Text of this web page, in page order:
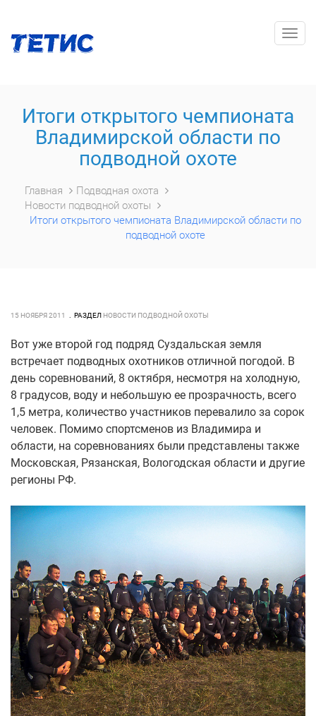
Итоги открытого чемпионата
Владимирской области по
подводной охоте
Главная
Подводная охота
Новости подводной охоты
Итоги открытого чемпионата Владимирской области по
подводной охоте
15 НОЯБРЯ 2011 РАЗДЕЛ НОВОСТИ ПОДВОДНОЙ ОХОТЫ
Вот уже второй год подряд Суздальская земля
встречает подводных охотников отличной погодой. В
день соревнований, 8 октября, несмотря на холодную,
8 градусов, воду и небольшую ее прозрачность, всего
1,5 метра, количество участников перевалило за сорок
человек. Помимо спортсменов из Владимира и
области, на соревнованиях были представлены также
Московская, Рязанская, Вологодская области и другие
регионы РФ.